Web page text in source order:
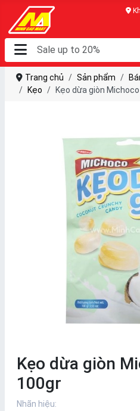
Trang chủ Sản phẩm
Kẹo
Kẹo dừa giòn
Kẹo dừa giòn
100gr
Nhãn hiệu: